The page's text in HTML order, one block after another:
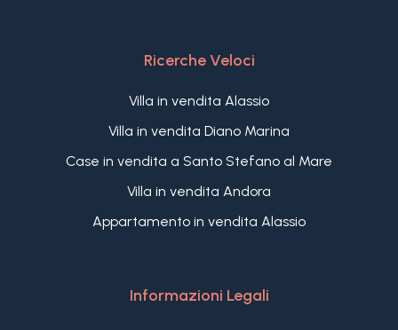
Ricerche Veloci
Villa in vendita Alassio
Villa in vendita Diano Marina
Case in vendita a Santo Stefano al Mare
Villa in vendita Andora
Appartamento in vendita Alassio
Informazioni Legali